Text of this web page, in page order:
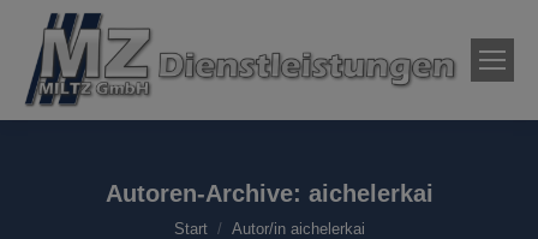
Autoren-Archive: aichelerkai
Sie befinden sich hier:
Start Autor/in aichelerkai